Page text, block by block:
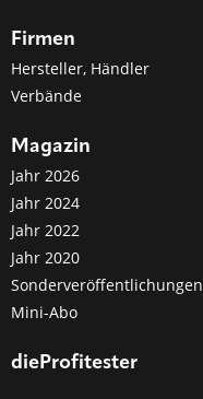
Firmen
Hersteller, Händler
Verbände
Magazin
Jahr 2026
Jahr 2024
Jahr 2022
Jahr 2020
Sonderveröffentlichungen
Mini-Abo
dieProfitester